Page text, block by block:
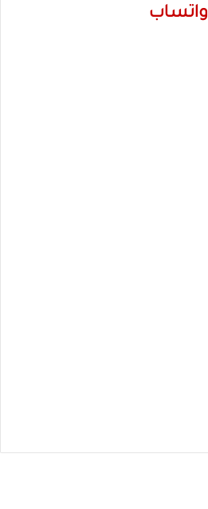
واتساب